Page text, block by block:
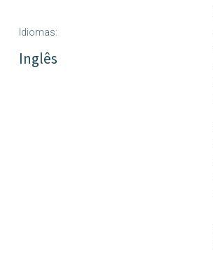
Idiomas:
Inglês